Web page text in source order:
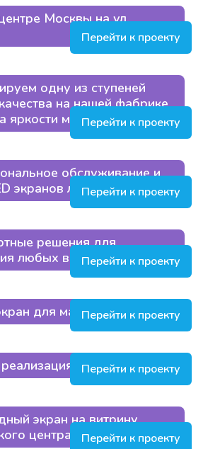
Москвы на ул.
Перейти к проекту
одну из ступеней
на нашей фабрике
яркости модуляПерейти к проекту
обслуживание и
экранов любой сложности
Перейти к проекту
решения для
любых ваших фантазий
Перейти к проекту
для магазинаПерейти к проекту
проекта
Перейти к проекту
экран на витрину
центра в МосквеПерейти к проекту